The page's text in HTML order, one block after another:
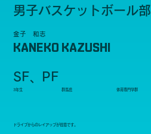
男子バスケットボール部
金子 和志
KANEKO KAZUSHI
SF、PF
3年生 群馬県 体育専門学群
ドライブからのレイアップが得意です。